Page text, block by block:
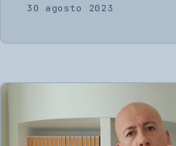
30 agosto 2023